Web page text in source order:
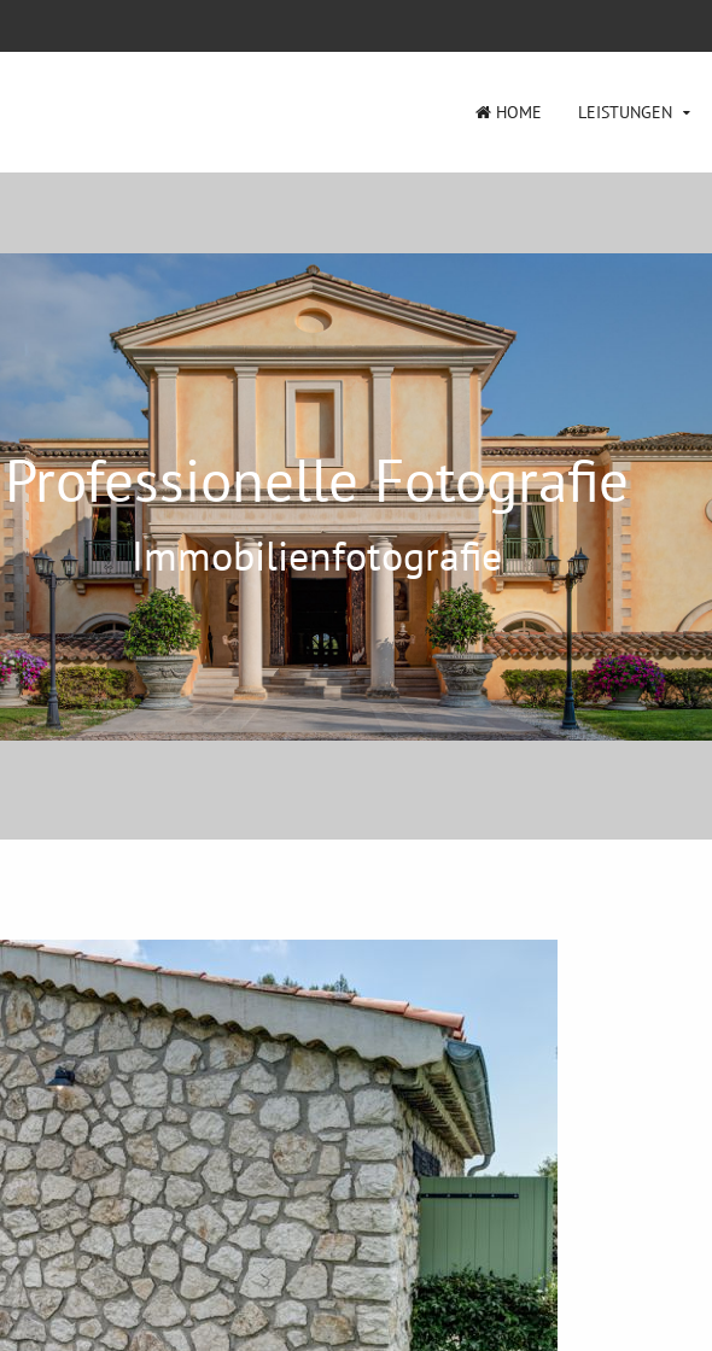
HOME LEISTUNGEN
Professionelle Fotografie
Immobilienfotografie